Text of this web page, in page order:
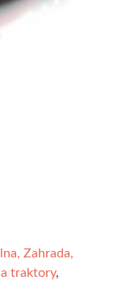
Zahrada,
traktory,